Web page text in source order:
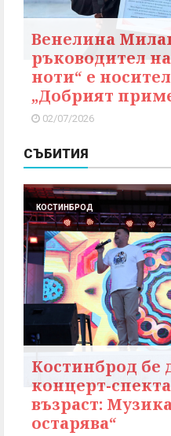
Венелина
ръководител
ноти“ е
„Добрият
02/07/2026
СЪБИТИЯ
КОСТИНБРОД
Костинброд бе
концерт-
възраст:
остарява“